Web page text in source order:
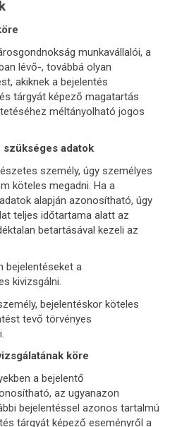
munkavállalói, a
lévő-, továbbá olyan
akiknek a bejelentés
tárgyát képező magatartás
méltányolható jogos
adatok
személy, úgy személyes
köteles megadni. Ha a
alapján azonosítható, úgy
teljes időtartama alatt az
betartásával kezeli az
bejelentéseket a
kivizsgálni.
bejelentéskor köteles
tevő törvényes
köre
a bejelentő
az ugyanazon
bejelentéssel azonos tartalmú
tárgyát képező eseményről a